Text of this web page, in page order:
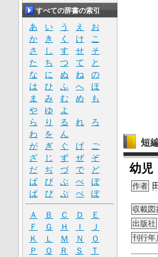
短
幼児
作者
収載図
出版社
刊行年
すべての辞書の索引
あ い う え
お
か
き く け
こ
さ
し す せ
そ
た
ち つ て
と
な
に ぬ ね
の
は
ひ ふ へ
ほ
ま
み む め
も
や
ゆ
よ
ら
り る れ
ろ
わ
を
ん
が
ぎ ぐ げ
ご
ざ
じ ず ぜ
ぞ
だ
ぢ づ で
ど
ば
び ぶ べ
ぼ
ぱ
ぴ ぷ ぺ ぽ
Ａ Ｂ Ｃ Ｄ
Ｅ
Ｆ
Ｇ Ｈ Ｉ
Ｊ
Ｋ
Ｌ Ｍ Ｎ
Ｏ
Ｐ
Ｑ Ｒ Ｓ
Ｔ